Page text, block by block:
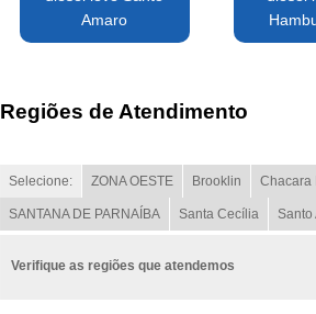
Amaro
Regiões de Atendimento
Selecione: ZONA OESTE Brooklin Chacara
SANTANA DE PARNAÍBA Santa Cecília Santo
Verifique as regiões que atendemos